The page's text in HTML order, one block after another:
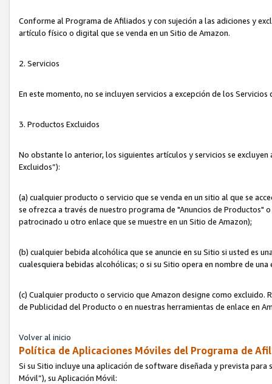
Conforme al Programa de Afiliados y con sujeción a las adiciones y
artículo físico o digital que se venda en un Sitio de Amazon.
2. Servicios
En este momento, no se incluyen servicios a excepción de los
3. Productos Excluidos
No obstante lo anterior, los siguientes artículos y servicios se
Excluidos”):
(a) cualquier producto o servicio que se venda en un sitio al que se
se ofrezca a través de nuestro programa de "Anuncios de Productos"
patrocinado u otro enlace que se muestre en un Sitio de Amazon);
(b) cualquier bebida alcohólica que se anuncie en su Sitio si usted es
cualesquiera bebidas alcohólicas; o si su Sitio opera en nombre de
(c) Cualquier producto o servicio que Amazon designe como excluido.
de Publicidad del Producto o en nuestras herramientas de enlace en
Volver al inicio
Política de Aplicaciones Móviles del Programa de
Si su Sitio incluye una aplicación de software diseñada y prevista
Móvil”), su Aplicación Móvil: